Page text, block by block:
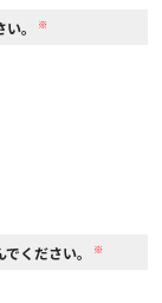
。 ※
ください。 ※